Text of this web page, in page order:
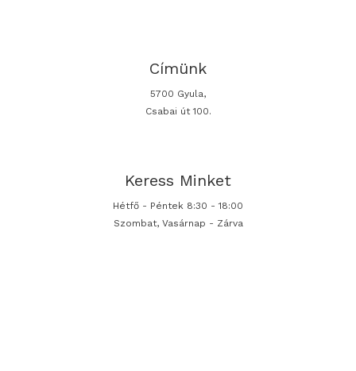
Címünk
5700 Gyula,
Csabai út 100.
Keress Minket
Hétfő - Péntek 8:30 - 18:00
Szombat, Vasárnap - Zárva